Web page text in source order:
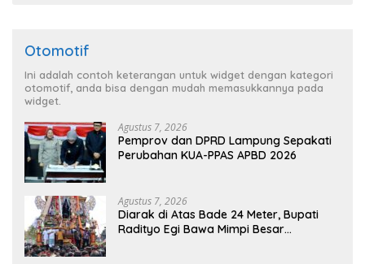
Otomotif
Ini adalah contoh keterangan untuk widget dengan kategori
otomotif, anda bisa dengan mudah memasukkannya pada
widget.
Agustus 7, 2026
Pemprov dan DPRD Lampung Sepakati
Perubahan KUA-PPAS APBD 2026
Agustus 7, 2026
Diarak di Atas Bade 24 Meter, Bupati
Radityo Egi Bawa Mimpi Besar